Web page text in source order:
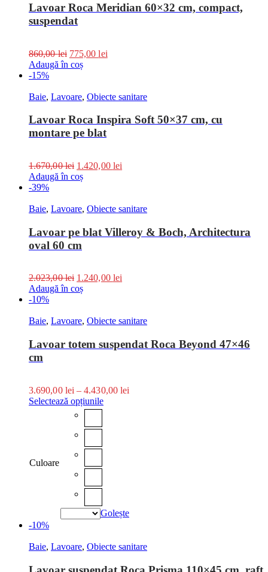
Lavoar Roca Meridian 60×32 cm, compact,
suspendat
860,00lei 775,00lei
Adaugă în coș
-15%
Baie, Lavoare, Obiecte sanitare
Lavoar Roca Inspira Soft 50×37 cm, cu
montare pe blat
1.670,00lei 1.420,00 lei
Adaugă în coș
-39%
Baie, Lavoare, Obiecte sanitare
Lavoar pe blat Villeroy & Boch, Architectura
oval 60 cm
2.023,00lei 1.240,00 lei
Adaugă în coș
-10%
Baie, Lavoare, Obiecte sanitare
Lavoar totem suspendat Roca Beyond 47×46
cm
3.690,00 lei –4.430,00 lei
Selectează opțiunile
Culoare
Golește
-10%
Baie, Lavoare, Obiecte sanitare